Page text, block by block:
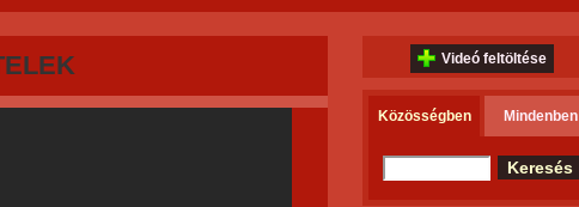
Videó feltöltése
Közösségben Mindenben